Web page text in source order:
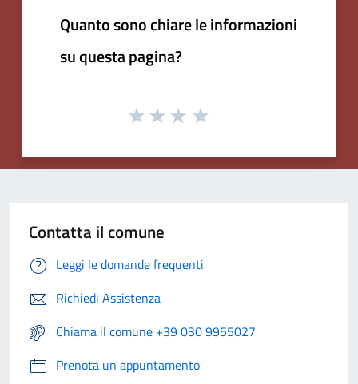
Quanto sono chiare le informazioni
su questa pagina?
Contatta il comune
Leggi le domande frequenti
Richiedi Assistenza
Chiama il comune +39 030 9955027
Prenota un appuntamento